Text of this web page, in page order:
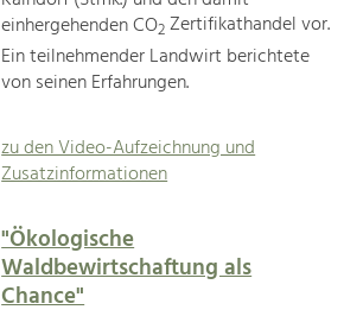
einhergehenden CO2Zertifikathandel vor.
Ein teilnehmender Landwirt berichtete
von seinen Erfahrungen.
zu den Video-Aufzeichnung und
Zusatzinformationen
"Ökologische
Waldbewirtschaftung als
Chance"